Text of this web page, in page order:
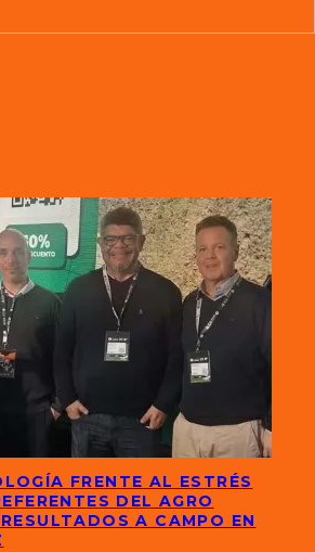
FRENTE AL ESTRÉS
DEL AGRO
A CAMPO EN